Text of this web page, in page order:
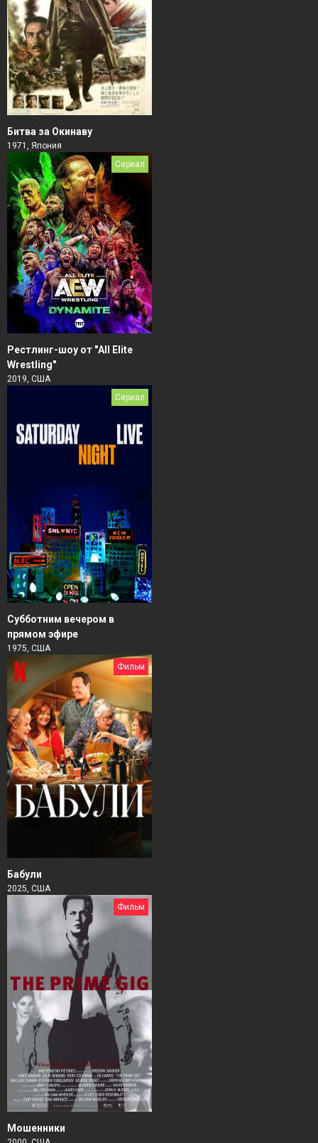
Битва за Окинаву
1971, Япония
Сериал
Рестлинг-шоу от "All Elite
Wrestling"
2019, США
Сериал
Субботним вечером в
прямом эфире
1975, США
Фильм
Бабули
2025, США
Фильм
Мошенники